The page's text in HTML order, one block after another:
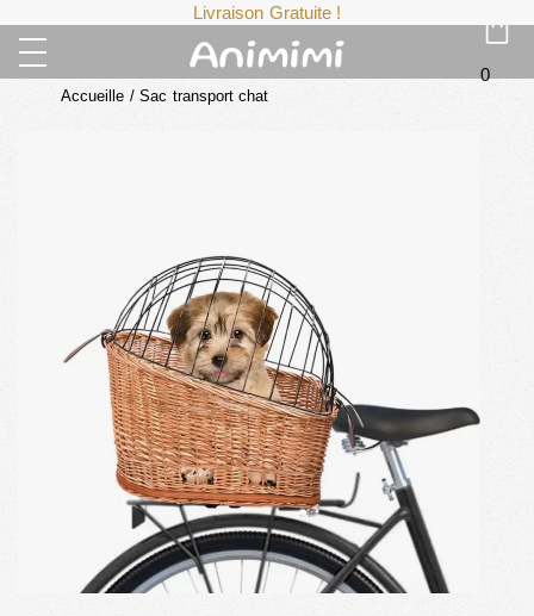
Livraison Gratuite !
0
Accueille / Sac transport chat